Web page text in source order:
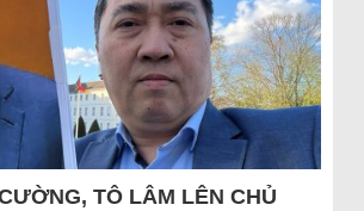
TÔ LÂM LÊN CHỦ